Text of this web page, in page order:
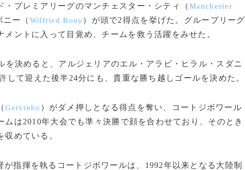
プレミアリーグのマンチェスター・シティ（Manchester
ニー（ Wilfried Bony）が頭で2得点を挙げた。グループリーグ
ントに入って目覚め、チームを救う活躍をみせた。
決めると、アルジェリアのエル・アラビ・ヒラル・スダニ
して迎えた後半24分にも、貴重な勝ち越しゴールを決めた。
Gervinho ）がダメ押しとなる得点を奪い、コートジボワール
は2010年大会でも準々決勝で顔を合わせており、そのとき
めている。
が指揮を執るコートジボワールは、1992年以来となる大陸制